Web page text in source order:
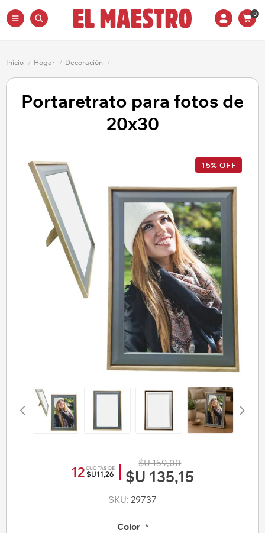
0
Inicio / Hogar / Decoración /
Portaretrato para fotos de
20x30
15% OFF
12 CUOTAS DE
$U11,26
$U 159,00
$U 135,15
SKU: 29737
Color *